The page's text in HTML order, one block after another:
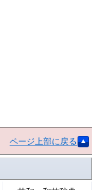
ページ上部に戻る